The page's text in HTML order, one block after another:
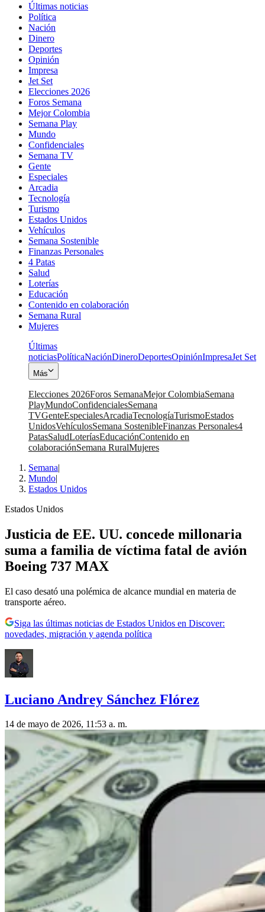
Últimas noticias
Política
Nación
Dinero
Deportes
Opinión
Impresa
Jet Set
Elecciones 2026
Foros Semana
Mejor Colombia
Semana Play
Mundo
Confidenciales
Semana TV
Gente
Especiales
Arcadia
Tecnología
Turismo
Estados Unidos
Vehículos
Semana Sostenible
Finanzas Personales
4 Patas
Salud
Loterías
Educación
Contenido en colaboración
Semana Rural
Mujeres
Últimas
noticiasPolíticaNaciónDineroDeportesOpiniónImpresaJet Set
Más
Elecciones 2026Foros SemanaMejor ColombiaSemana
PlayMundoConfidencialesSemana
TVGenteEspecialesArcadiaTecnologíaTurismoEstados
UnidosVehículosSemana SostenibleFinanzas Personales4
PatasSaludLoteríasEducaciónContenido en
colaboraciónSemana RuralMujeres
Semana|
Mundo|
Estados Unidos
Estados Unidos
Justicia de EE. UU. concede millonaria
suma a familia de víctima fatal de avión
Boeing 737 MAX
El caso desató una polémica de alcance mundial en materia de
transporte aéreo.
Siga las últimas noticias de Estados Unidos en Discover:
novedades, migración y agenda política
Luciano Andrey Sánchez Flórez
14 de mayo de 2026, 11:53 a. m.